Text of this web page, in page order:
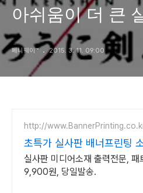
아쉬움이 더 큰
페니웨이™ 2015. 3. 11. 09:00
http://
초특가 실사판 배너프린팅
량 주문 환영
실사판 미디어소재 출력전문, 패
9,900원, 당일발송.